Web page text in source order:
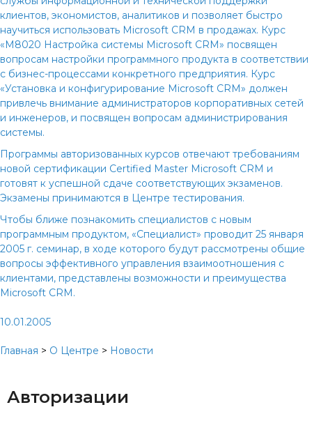
клиентов, экономистов, аналитиков и позволяет быстро
научиться использовать Microsoft CRM в продажах. Курс
«М8020 Настройка системы Microsoft CRM» посвящен
вопросам настройки программного продукта в соответствии
с бизнес-процессами конкретного предприятия. Курс
«Установка и конфигурирование Microsoft CRM» должен
привлечь внимание администраторов корпоративных сетей
и инженеров, и посвящен вопросам администрирования
системы.
Программы авторизованных курсов отвечают требованиям
новой сертификации Certified Master Microsoft CRM и
готовят к успешной сдаче соответствующих экзаменов.
Экзамены принимаются в Центре тестирования.
Чтобы ближе познакомить специалистов с новым
программным продуктом, «Специалист» проводит 25 января
2005 г. семинар, в ходе которого будут рассмотрены общие
вопросы эффективного управления взаимоотношения с
клиентами, представлены возможности и преимущества
Microsoft CRM.
10.01.2005
Главная > О Центре > Новости
Авторизации